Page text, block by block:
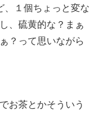
、１個ちょっと変な
、硫黄的な？まぁ
？って思いながら
お茶とかそういう